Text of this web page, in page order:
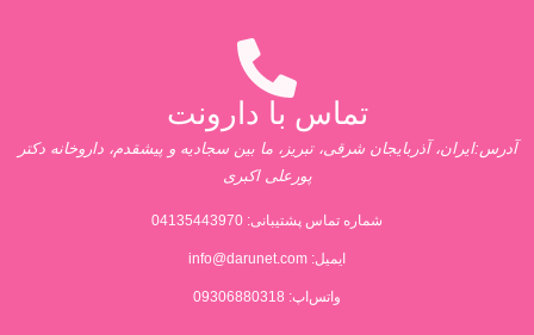
تماس با دارونت
آدرس:ایران، آذربایجان شرقی، تبریز، ما بین سجادیه و پیشقدم، داروخانه دکتر
پورعلی اکبری
شماره تماس پشتیبانی: 04135443970
ایمیل: info@darunet.com
واتس‌اپ: 09306880318